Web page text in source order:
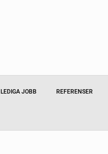
LEDIGA JOBB REFERENSER